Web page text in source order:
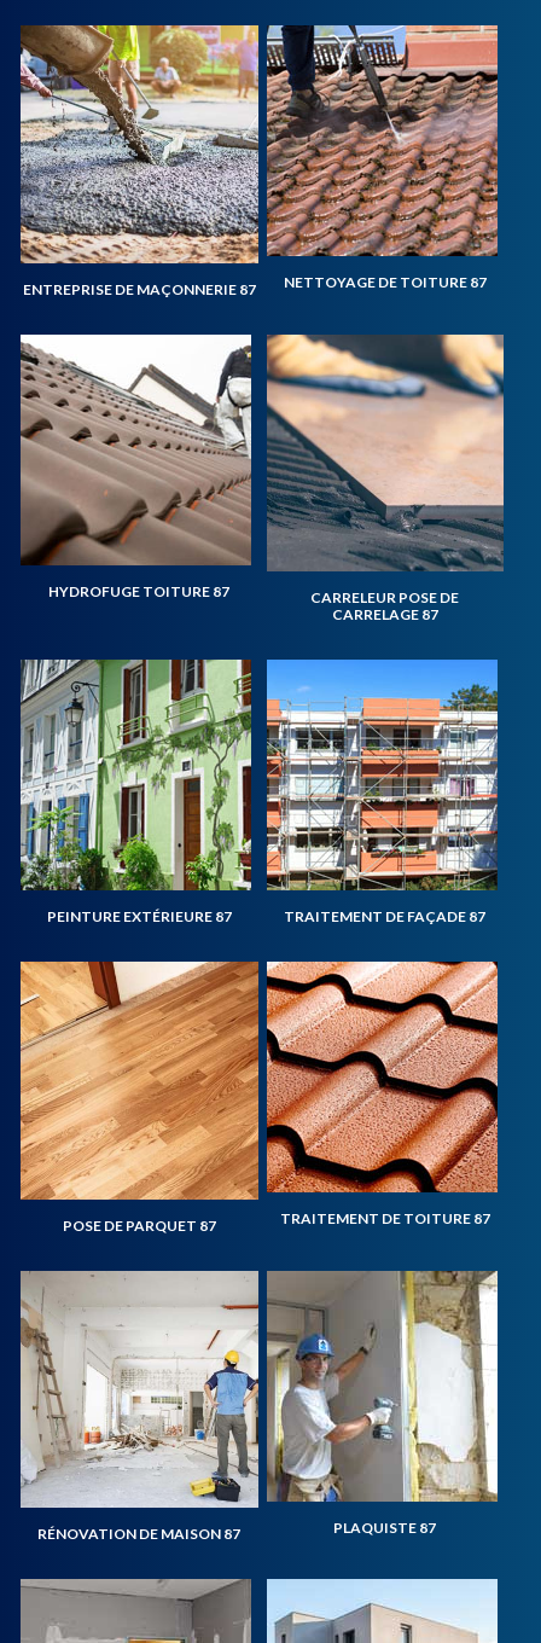
ENTREPRISE DE MAÇONNERIE 87 NETTOYAGE DE TOITURE 87
HYDROFUGE TOITURE 87
CARRELEUR POSE DE
CARRELAGE 87
PEINTURE EXTÉRIEURE 87 TRAITEMENT DE FAÇADE 87
POSE DE PARQUET 87 TRAITEMENT DE TOITURE 87
RÉNOVATION DE MAISON 87 PLAQUISTE 87